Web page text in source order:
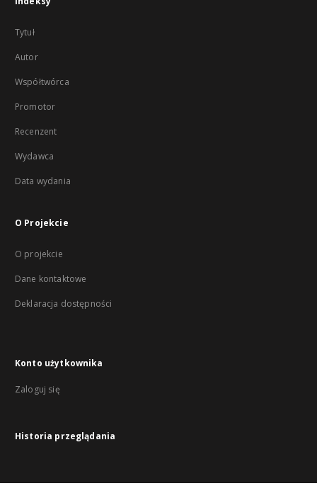
Tytuł
Autor
Współtwórca
Promotor
Recenzent
Wydawca
Data wydania
O Projekcie
O projekcie
Dane kontaktowe
Deklaracja dostępności
Konto użytkownika
Zaloguj się
Historia przeglądania